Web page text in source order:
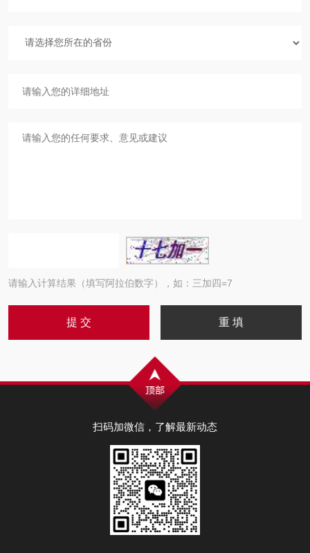
请输入计算结果（填写阿拉伯数字），如：三加四=7
扫码加微信，了解最新动态